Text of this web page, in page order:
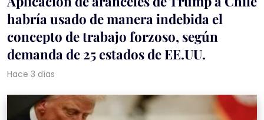
habría usado de manera indebida el
concepto de trabajo forzoso, según
demanda de 25 estados de EE.UU.
Hace 3 días